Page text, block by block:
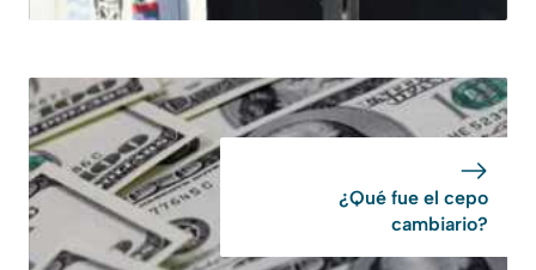
¿Qué fue el cepo
cambiario?